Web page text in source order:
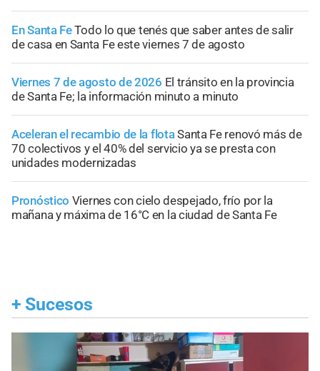
En Santa FeTodo lo que tenés que saber antes de salir
de casa en Santa Fe este viernes 7 de agosto
Viernes 7 de agosto de 2026 El tránsito en la provincia
de Santa Fe; la información minuto a minuto
Aceleran el recambio de la flotaSanta Fe renovó más de
70 colectivos y el 40% del servicio ya se presta con
unidades modernizadas
Pronóstico Viernes con cielo despejado, frío por la
mañana y máxima de 16°C en la ciudad de Santa Fe
+ Sucesos